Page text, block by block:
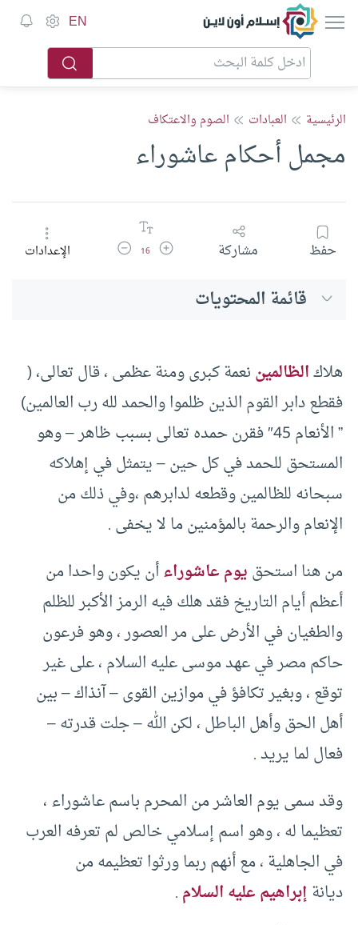
إسلام أون لاين EN
الرئيسية العبادات الصوم والاعتكاف
مجمل أحكام عاشوراء
حفظ مشاركة زيادة حجم الخط
16 تقليل حجم الخطالإعدادات
قائمة المحتويات
هلاكالظالميننعمة كبرى ومنة عظمى ، قال تعالى، (
فقطع دابر القوم الذين ظلموا والحمد لله رب العالمين)
” الأنعام 45″ فقرن حمده تعالى بسبب ظاهر – وهو
المستحق للحمد في كل حين – يتمثل في إهلاكه
سبحانه للظالمين وقطعه لدابرهم ،وفي ذلك من
الإنعام والرحمة بالمؤمنين ما لا يخفى .
من هنا استحقيوم عاشوراءأن يكون واحدا من
أعظم أيام التاريخ فقد هلك فيه الرمز الأكبر للظلم
والطغيان في الأرض على مر العصور ، وهو فرعون
حاكم مصر في عهد موسى عليه السلام ، على غير
توقع ، وبغير تكافؤ في موازين القوى – آنذاك – بين
أهل الحق وأهل الباطل ، لكن الله – جلت قدرته –
فعال لما يريد .
وقد سمى يوم العاشر من المحرم باسم عاشوراء ،
تعظيما له ، وهو اسم إسلامي خالص لم تعرفه العرب
في الجاهلية ، مع أنهم ربما ورثوا تعظيمه من
ديانةإبراهيم عليه السلام.